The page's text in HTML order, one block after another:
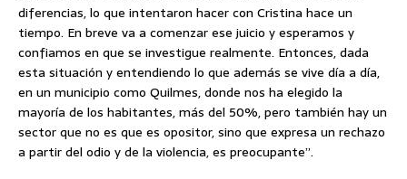
diferencias, lo que intentaron hacer con Cristina hace un
tiempo. En breve va a comenzar ese juicio y esperamos y
confiamos en que se investigue realmente. Entonces, dada
esta situación y entendiendo lo que además se vive día a día,
en un municipio como Quilmes, donde nos ha elegido la
mayoría de los habitantes, más del 50%, pero también hay un
sector que no es que es opositor, sino que expresa un rechazo
a partir del odio y de la violencia, es preocupante”.